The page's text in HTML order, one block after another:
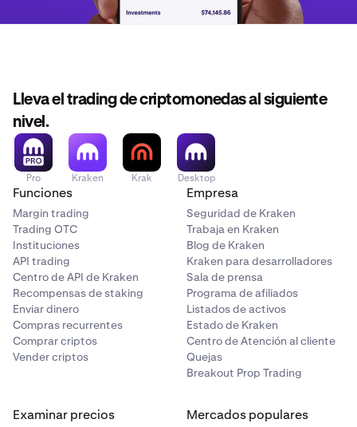
Lleva el trading de criptomonedas al siguiente
nivel.
Pro Kraken Krak Desktop
Funciones
Margin trading
Trading OTC
Instituciones
API trading
Centro de API de Kraken
Recompensas de staking
Enviar dinero
Compras recurrentes
Comprar criptos
Vender criptos
Empresa
Seguridad de Kraken
Trabaja en Kraken
Blog de Kraken
Kraken para desarrolladores
Sala de prensa
Programa de afiliados
Listados de activos
Estado de Kraken
Centro de Atención al cliente
Quejas
Breakout Prop Trading
Examinar precios Mercados populares